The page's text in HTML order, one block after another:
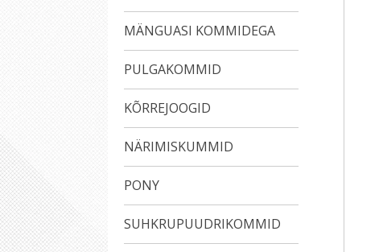
MÄNGUASI KOMMIDEGA
PULGAKOMMID
KÕRREJOOGID
NÄRIMISKUMMID
PONY
SUHKRUPUUDRIKOMMID